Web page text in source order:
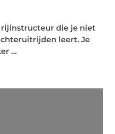
rijinstructeur die je niet
leert. Je
...